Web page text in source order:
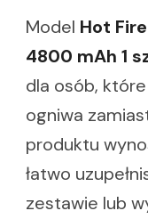
Model Hot
4800 mAh 1
dla osób,
ogniwa
produktu
łatwo
zestawie lub